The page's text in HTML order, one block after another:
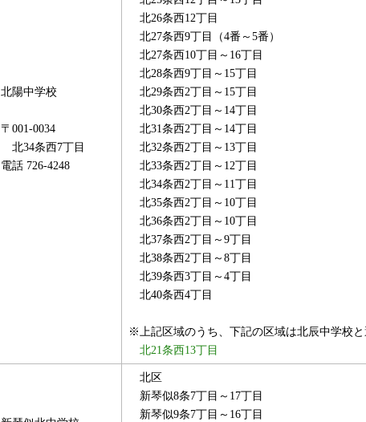
北陽中学校
〒001-0034
北34条西7丁目
電話 726-4248
北26条西12丁目
北27条西9丁目（4番～5番）
北27条西10丁目～16丁目
北28条西9丁目～15丁目
北29条西2丁目～15丁目
北30条西2丁目～14丁目
北31条西2丁目～14丁目
北32条西2丁目～13丁目
北33条西2丁目～12丁目
北34条西2丁目～11丁目
北35条西2丁目～10丁目
北36条西2丁目～10丁目
北37条西2丁目～9丁目
北38条西2丁目～8丁目
北39条西3丁目～4丁目
北40条西4丁目
※上記区域のうち、下記の区域は北辰中学校
北21条西13丁目
北区
新琴似8条7丁目～17丁目
新琴似9条7丁目～16丁目